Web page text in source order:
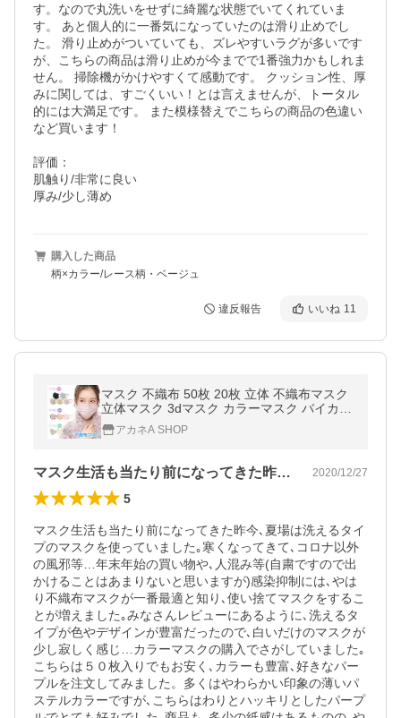
す。なので丸洗いをせずに綺麗な状態でいてくれていま
す。 あと個人的に一番気になっていたのは滑り止めでし
た。 滑り止めがついていても、ズレやすいラグが多いです
が、こちらの商品は滑り止めが今までで1番強力かもしれま
せん。 掃除機がかけやすくて感動です。 クッション性、厚
みに関しては、すごくいい！とは言えませんが、トータル
的には大満足です。 また模様替えでこちらの商品の色違い
など買います！
評価：
肌触り/非常に良い
厚み/少し薄め
購入した商品
柄×カラー/レース柄・ベージュ
違反報告 いいね 11
マスク 不織布 50枚 20枚 立体 不織布マスク
立体マスク 3dマスク カラーマスク バイカラ
ー 小顔マスク 使い捨てマスク おしゃれ 大容
量 花粉症対策 プリーツ
アカネA SHOP
マスク生活も当たり前になってきた昨今､… 2020/12/27
5
マスク生活も当たり前になってきた昨今､夏場は洗えるタイ
プのマスクを使っていました｡寒くなってきて､コロナ以外
の風邪等…年末年始の買い物や､人混み等(自粛ですので出
かけることはあまりないと思いますが)感染抑制には､やは
り不織布マスクが一番最適と知り､使い捨てマスクをするこ
とが増えました｡みなさんレビューにあるように､洗えるタ
イプが色やデザインが豊富だったので､白いだけのマスクが
少し寂しく感じ…カラーマスクの購入でさがしていました｡
こちらは５０枚入りでもお安く､カラーも豊富､好きなパー
プルを注文してみました。多くはやわらかい印象の薄いパ
ステルカラーですが､こちらはわりとハッキリとしたパープ